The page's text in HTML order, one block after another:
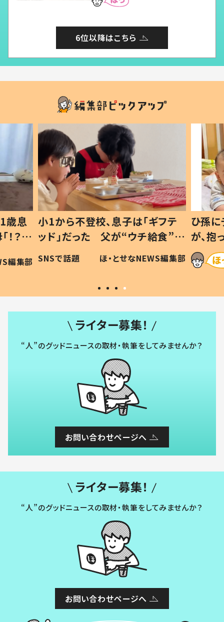
6位以降はこちら
「ギフテ
チ給食”を
NEWS編集部
ひ孫にデレデレな80歳じいじ
が、抱っこすると…ひ孫の反応に
「涙が出ました」「可愛くて仕方な
い」
ほ・とせなNEWS編集部
ライター募集！
“人”のグッドニュースの取材・執筆をしてみませんか？
お問い合わせページへ
ライター募集！
“人”のグッドニュースの取材・執筆をしてみませんか？
お問い合わせページへ